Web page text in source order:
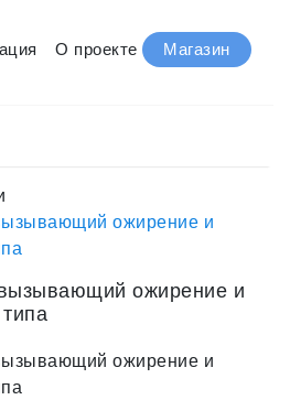
О проекте Магазин
ожирение и
ожирение и